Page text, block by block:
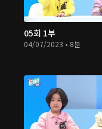
05회 1부
04/07/2023 • 8분